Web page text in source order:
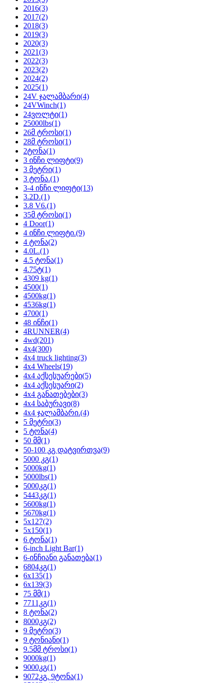
2016(3)
2017(2)
2018(3)
2019(3)
2020(3)
2021(3)
2022(3)
2023(2)
2024(2)
2025(1)
24V ჯალამბარი(4)
24VWinch(1)
24ვოლტი(1)
25000lbs(1)
26მ ტროსი(1)
28მ ტროსი(1)
2ტონა(1)
3 ინჩი ლიფტი(9)
3 მეტრი(1)
3 ტონა.(1)
3-4 ინჩი ლიფტი(13)
3.2D.(1)
3.8 V6.(1)
35მ ტროსი(1)
4 Door(1)
4 ინჩი ლიფტი.(9)
4 ტონა(2)
4.0L.(1)
4.5 ტონა(1)
4.75ტ(1)
4309 kg(1)
4500(1)
4500kg(1)
4536kg(1)
4700(1)
48 ინჩი(1)
4RUNNER(4)
4wd(201)
4x4(300)
4x4 truck lighting(3)
4x4 Wheels(19)
4x4 აქსესუარები(5)
4x4 აქსესუარი(2)
4x4 განათებები(3)
4x4 საბურავი(8)
4x4 ჯალამბარი.(4)
5 მეტრი(3)
5 ტონა(4)
50 მმ(1)
50-100 კგ დატვირთვა(9)
5000 კგ(1)
5000kg(1)
5000lbs(1)
5000კგ(1)
5443კგ(1)
5600kg(1)
5670kg(1)
5x127(2)
5x150(1)
6 ტონა(1)
6-inch Light Bar(1)
6-ინჩიანი განათება(1)
6804კგ(1)
6x135(1)
6x139(3)
75 მმ(1)
7711კგ(1)
8 ტონა(2)
8000კგ(2)
9 მეტრი(3)
9 ტონიანი(1)
9.5მმ ტროსი(1)
9000kg(1)
9000კგ(1)
9072კგ. 9ტონა(1)